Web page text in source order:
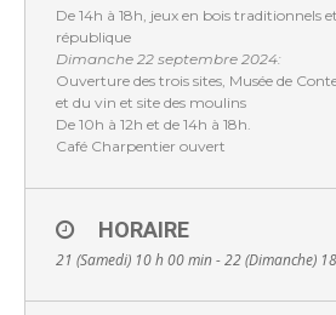
De 14h à 18h, jeux en bois traditionnels
république
Dimanche 22 septembre 2024:
Ouverture des trois sites, Musée de
et du vin et site des moulins
De 10h à 12h et de 14h à 18h.
Café Charpentier ouvert
HORAIRE
21 (Samedi) 10 h 00 min - 22 (Dimanche)